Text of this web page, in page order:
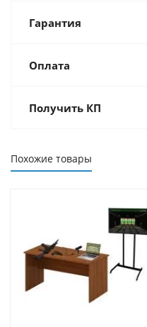
Гарантия
Оплата
Получить КП
Похожие товары